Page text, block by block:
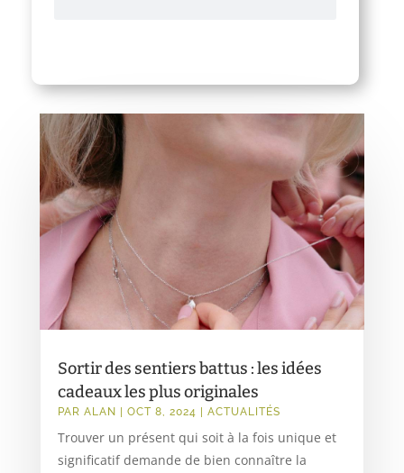
Sortir des sentiers battus : les idées
cadeaux les plus originales
PAR ALAN OCT 8, 2024 ACTUALITÉS
Trouver un présent qui soit à la fois unique et
significatif demande de bien connaître la